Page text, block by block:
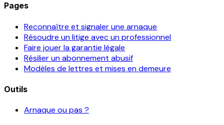
Pages
Reconnaître et signaler une arnaque
Résoudre un litige avec un professionnel
Faire jouer la garantie légale
Résilier un abonnement abusif
Modèles de lettres et mises en demeure
Outils
Arnaque ou pas ?